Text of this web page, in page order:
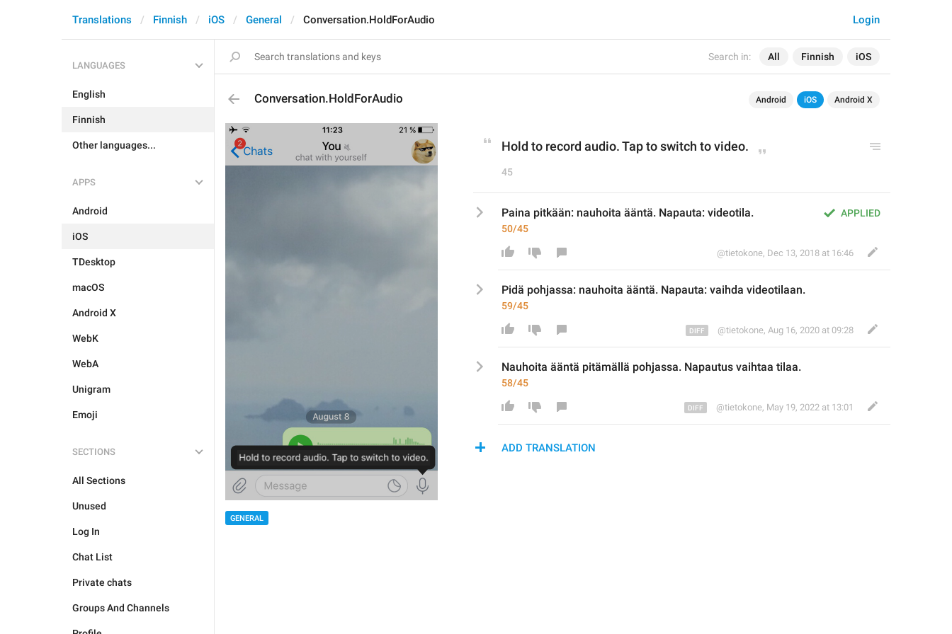
Search in: All Finnish iOS
Login
Translations Finnish iOS General Conversation.HoldForAudio
LANGUAGES
English
Finnish
Other languages...
APPS
Android
iOS
TDesktop
macOS
Android X
WebK
WebA
Unigram
Emoji
SECTIONS
All Sections
Unused
Log In
Chat List
Private chats
Groups And Channels
Conversation.HoldForAudio Android iOS Android X
GENERAL
Hold to record audio. Tap to switch to video.
45
APPLIED
Paina pitkään: nauhoita ääntä. Napauta: videotila.
50/45
@tietokone, Dec 13, 2018 at 16:46
Pidä pohjassa: nauhoita ääntä. Napauta: vaihda videotilaan.
59/45
@tietokone, Aug 16, 2020 at 09:28
Nauhoita ääntä pitämällä pohjassa. Napautus vaihtaa tilaa.
58/45
@tietokone, May 19, 2022 at 13:01
ADD TRANSLATION